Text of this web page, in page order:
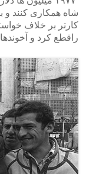
کارتر بر خلاف
راقطع کرد و